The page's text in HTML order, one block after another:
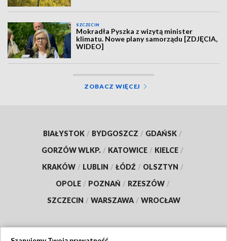
SZCZECIN
Mokradła Pyszka z wizytą minister
klimatu. Nowe plany samorządu [ZDJĘCIA,
WIDEO]
ZOBACZ WIĘCEJ
BIAŁYSTOK / BYDGOSZCZ / GDAŃSK /
GORZÓW WLKP. / KATOWICE / KIELCE /
KRAKÓW / LUBLIN / ŁÓDŹ / OLSZTYN /
OPOLE / POZNAŃ / RZESZÓW /
SZCZECIN / WARSZAWA / WROCŁAW